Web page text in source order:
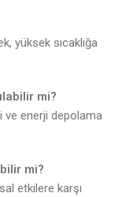
yüksek sıcaklığa
mi?
ve enerji depolama
mi?
etkilere karşı